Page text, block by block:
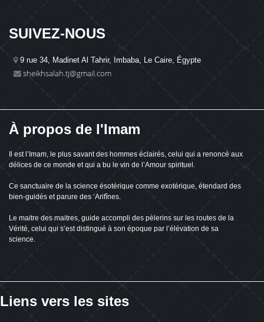
SUIVEZ-NOUS
9 rue 34, Madinet Al Tahrir, Imbaba, Le Caire, Égypte
sheikhsalah.tj@gmail.com
À propos de l'Imam
Il est l’Imam, le plus savant des hommes éclairés, celui qui a renoncé aux
délices de ce monde et qui a bu le vin de l’Amour spirituel.
Ce sanctuaire de la science ésotérique comme exotérique, étendard des
bien-guidés et parure des ‘Arifînes.
Le maitre des maitres, guide accompli des pèlerins sur les routes de la
Vérité, celui qui s’est distingué à son époque par l’élévation de sa
science.
Liens vers les sites